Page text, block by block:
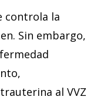
controla la
Sin embargo,
al VVZ